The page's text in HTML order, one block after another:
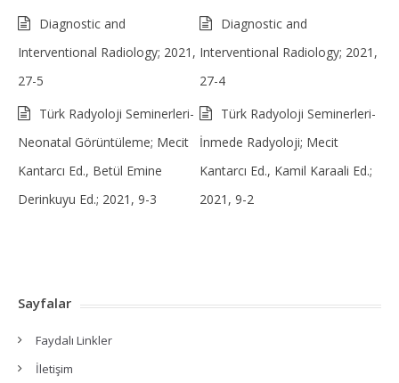
Diagnostic and
Interventional Radiology; 2021,
27-5
Diagnostic and
Interventional Radiology; 2021,
27-4
Türk Radyoloji Seminerleri-
Neonatal Görüntüleme; Mecit
Kantarcı Ed., Betül Emine
Derinkuyu Ed.; 2021, 9-3
Türk Radyoloji Seminerleri-
İnmede Radyoloji; Mecit
Kantarcı Ed., Kamil Karaali Ed.;
2021, 9-2
Sayfalar
Faydalı Linkler
İletişim